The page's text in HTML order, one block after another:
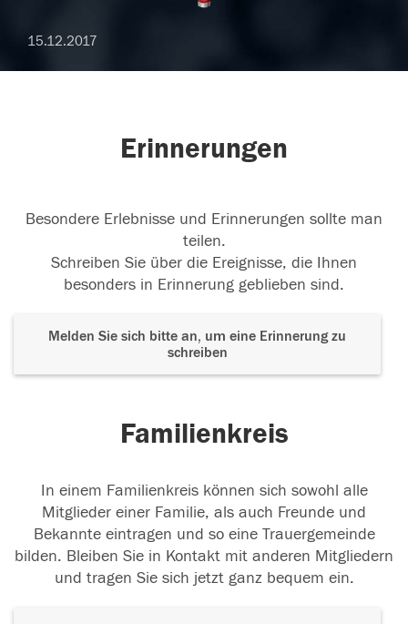
15.12.2017
Erinnerungen
Besondere Erlebnisse und Erinnerungen sollte man
teilen.
Schreiben Sie über die Ereignisse, die Ihnen
besonders in Erinnerung geblieben sind.
Melden Sie sich bitte an, um eine Erinnerung zu
schreiben
Familienkreis
In einem Familienkreis können sich sowohl alle
Mitglieder einer Familie, als auch Freunde und
Bekannte eintragen und so eine Trauergemeinde
bilden. Bleiben Sie in Kontakt mit anderen Mitgliedern
und tragen Sie sich jetzt ganz bequem ein.